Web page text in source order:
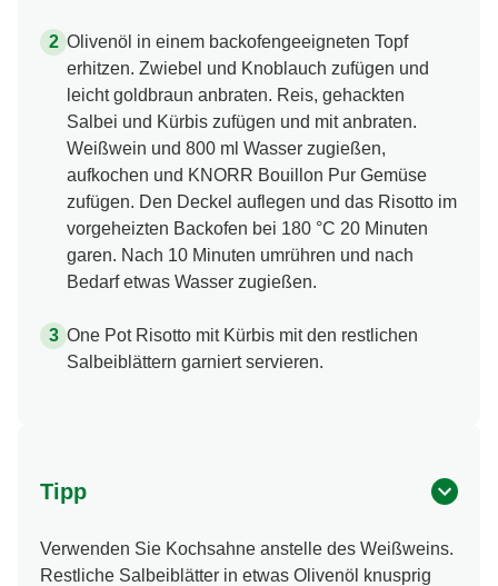
Olivenöl in einem backofengeeigneten Topf
erhitzen. Zwiebel und Knoblauch zufügen und
leicht goldbraun anbraten. Reis, gehackten
Salbei und Kürbis zufügen und mit anbraten.
Weißwein und 800 ml Wasser zugießen,
aufkochen und KNORR Bouillon Pur Gemüse
zufügen. Den Deckel auflegen und das Risotto im
vorgeheizten Backofen bei 180 °C 20 Minuten
garen. Nach 10 Minuten umrühren und nach
Bedarf etwas Wasser zugießen.
One Pot Risotto mit Kürbis mit den restlichen
Salbeiblättern garniert servieren.
Tipp
Verwenden Sie Kochsahne anstelle des Weißweins.
Restliche Salbeiblätter in etwas Olivenöl knusprig